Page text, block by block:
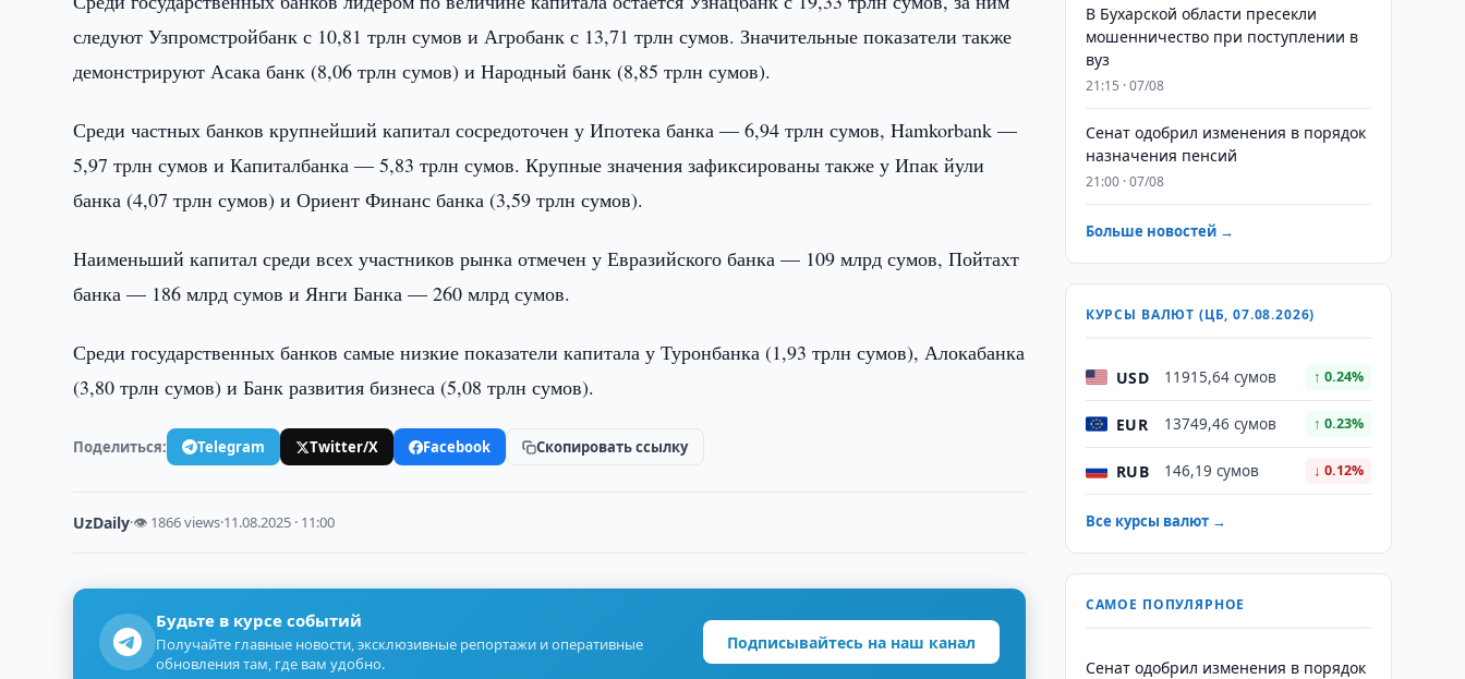
следуют Узпромстройбанк с 10,81 трлн сумов и Агробанк с 13,71 трлн сумов. Значительные показатели также
демонстрируют Асака банк (8,06 трлн сумов) и Народный банк (8,85 трлн сумов).
Среди частных банков крупнейший капитал сосредоточен у Ипотека банка — 6,94 трлн сумов, Hamkorbank —
5,97 трлн сумов и Капиталбанка — 5,83 трлн сумов. Крупные значения зафиксированы также у Ипак йули
банка (4,07 трлн сумов) и Ориент Финанс банка (3,59 трлн сумов).
Наименьший капитал среди всех участников рынка отмечен у Евразийского банка — 109 млрд сумов, Пойтахт
банка — 186 млрд сумов и Янги Банка — 260 млрд сумов.
Среди государственных банков самые низкие показатели капитала у Туронбанка (1,93 трлн сумов), Алокабанка
(3,80 трлн сумов) и Банк развития бизнеса (5,08 трлн сумов).
Поделиться: Telegram Twitter/X Facebook Скопировать ссылку
UzDaily·👁 1866 views·11.08.2025 · 11:00
Будьте в курсе событий
Получайте главные новости, эксклюзивные репортажи и оперативные
обновления там, где вам удобно.
Подписывайтесь на наш канал
В Бухарской области пресекли
мошенничество при поступлении в
вуз
21:15 · 07/08
Сенат одобрил изменения в порядок
назначения пенсий
21:00 · 07/08
Больше новостей →
КУРСЫ ВАЛЮТ (ЦБ, 07.08.2026)
USD 11915,64 сумов ↑ 0.24%
EUR 13749,46 сумов ↑ 0.23%
RUB 146,19 сумов ↓ 0.12%
Все курсы валют →
САМОЕ ПОПУЛЯРНОЕ
Сенат одобрил изменения в порядок